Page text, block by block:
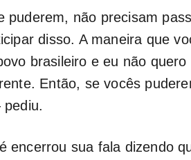
puderem, não precisam
disso. A maneira que
brasileiro e eu não
Então, se vocês
pediu.
encerrou sua fala dizendo